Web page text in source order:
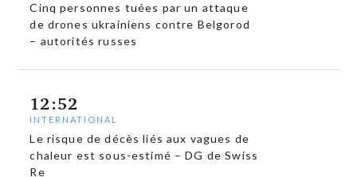
Cinq personnes tuées par un attaque
de drones ukrainiens contre Belgorod
– autorités russes
12:52
INTERNATIONAL
Le risque de décès liés aux vagues de
chaleur est sous-estimé – DG de Swiss
Re